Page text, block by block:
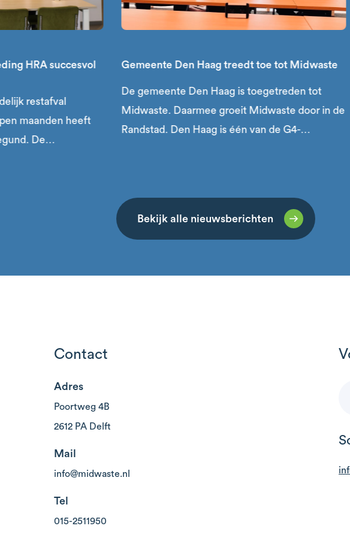
HRA succesvol
restafval
maanden heeft
De
Gemeente Den Haag treedt toe tot Midwaste
De gemeente Den Haag is toegetreden tot
Midwaste. Daarmee groeit Midwaste door in de
Randstad. Den Haag is één van de G4-
Bekijk alle nieuwsberichten
Contact
Adres
Poortweg 4B
2612 PA Delft
Mail
info@midwaste.nl
Tel
015-2511950